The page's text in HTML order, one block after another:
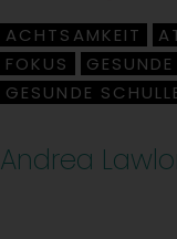
ACHTSAMKEIT
FOKUS
GESUNDE
Andrea